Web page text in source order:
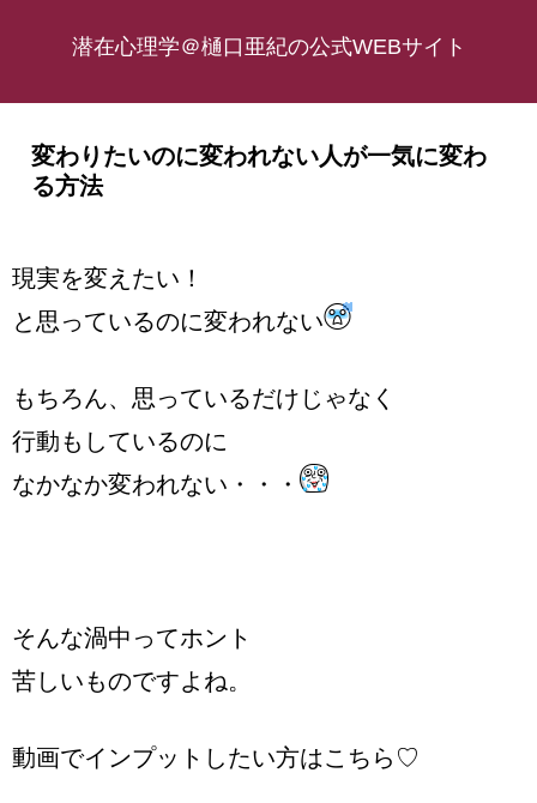
潜在心理学＠樋口亜紀の公式WEBサイト
変わりたいのに変われない人が一気に変わ
る方法
現実を変えたい！
と思っているのに変われない
もちろん、思っているだけじゃなく
行動もしているのに
なかなか変われない・・・
そんな渦中ってホント
苦しいものですよね。
動画でインプットしたい方はこちら♡